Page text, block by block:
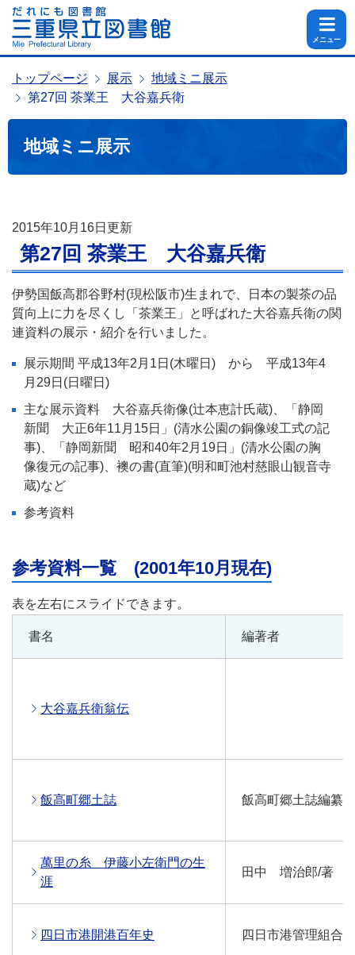
メニュー
トップページ 展示
地域ミニ展示
第27回 茶業王 大谷嘉兵衛
地域ミニ展示
2015年10月16日 更新
第27回 茶業王 大谷嘉兵衛
伊勢国飯高郡谷野村(現松阪市)生まれで、日本の製茶の品
質向上に力を尽くし「茶業王」と呼ばれた大谷嘉兵衛の関
連資料の展示・紹介を行いました。
展示期間 平成13年2月1日(木曜日) から 平成13年4
月29日(日曜日)
主な展示資料 大谷嘉兵衛像(辻本恵計氏蔵)、「静岡
新聞 大正6年11月15日」(清水公園の銅像竣工式の記
事)、「静岡新聞 昭和40年2月19日」(清水公園の胸
像復元の記事)、襖の書(直筆)(明和町池村慈眼山観音寺
蔵)など
参考資料
参考資料一覧 (2001年10月現在)
書名 編著者
大谷嘉兵衛翁伝
飯高町郷土誌 飯高町郷土誌編纂
萬里の糸 伊藤小左衛門の生
涯
田中 増治郎/著
四日市港開港百年史 四日市港管理組合/